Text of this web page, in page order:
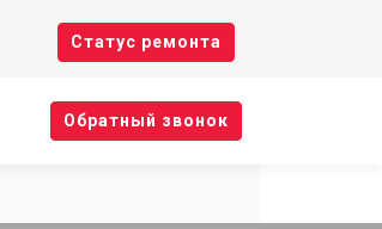
Cтатус ремонта
Oбратный звонок